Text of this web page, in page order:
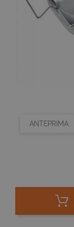
ANTEPRIMA